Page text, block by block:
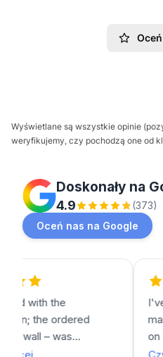
Wyświetlane są wszystkie opinie
weryfikujemy, czy pochodzą one od